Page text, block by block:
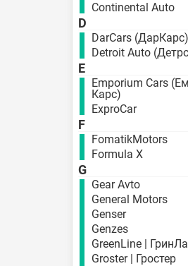
Continental Auto
D
DarCars (ДарКарс)
Detroit Auto
E
Emporium Cars
Карс)
ExproCar
F
FomatikMotors
Formula X
G
Gear Avto
General Motors
Genser
Genzes
GreenLine |
Groster | Гростер